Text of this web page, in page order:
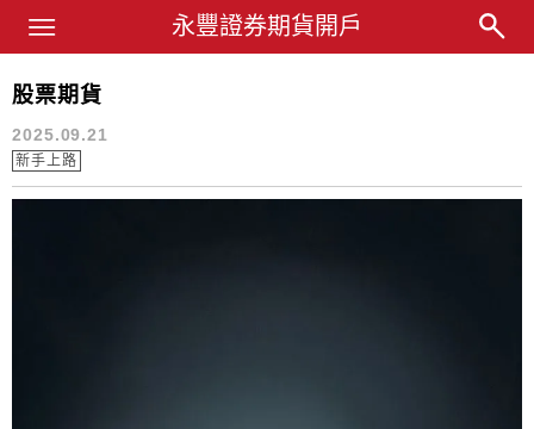
永豐業務經理杜昭逸Blog
永豐證券期貨開戶
Main Menu
股票期貨
股票期貨
2025.09.21
新手上路